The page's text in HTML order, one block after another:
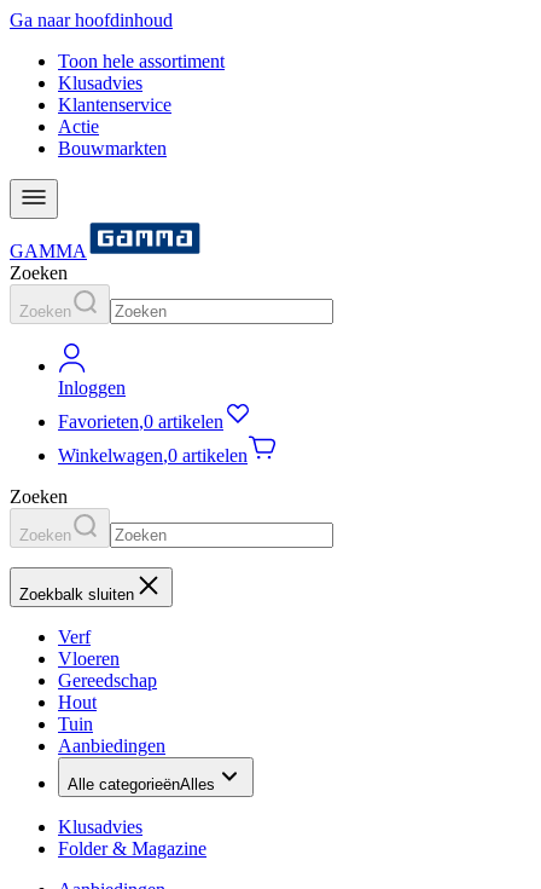
Ga naar hoofdinhoud
Toon hele assortiment
Klusadvies
Klantenservice
Actie
Bouwmarkten
GAMMA
Zoeken
Zoeken
Inloggen
Favorieten,0 artikelen
Winkelwagen,0 artikelen
Zoeken
Zoeken
Zoekbalk sluiten
Verf
Vloeren
Gereedschap
Hout
Tuin
Aanbiedingen
Alle categorieënAlles
Klusadvies
Folder & Magazine